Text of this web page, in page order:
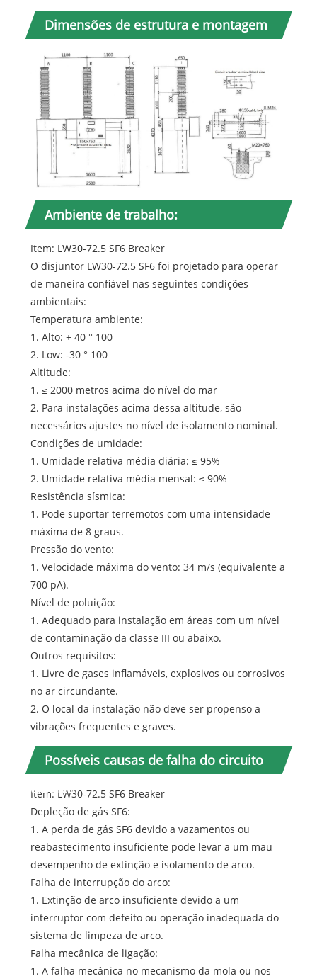
Dimensões de estrutura e montagem
Ambiente de trabalho:
Item: LW30-72.5 SF6 Breaker
O disjuntor LW30-72.5 SF6 foi projetado para operar
de maneira confiável nas seguintes condições
ambientais:
Temperatura ambiente:
1. Alto: + 40 ° 100
2. Low: -30 ° 100
Altitude:
1. ≤ 2000 metros acima do nível do mar
2. Para instalações acima dessa altitude, são
necessários ajustes no nível de isolamento nominal.
Condições de umidade:
1. Umidade relativa média diária: ≤ 95%
2. Umidade relativa média mensal: ≤ 90%
Resistência sísmica:
1. Pode suportar terremotos com uma intensidade
máxima de 8 graus.
Pressão do vento:
1. Velocidade máxima do vento: 34 m/s (equivalente a
700 pA).
Nível de poluição:
1. Adequado para instalação em áreas com um nível
de contaminação da classe III ou abaixo.
Outros requisitos:
1. Livre de gases inflamáveis, explosivos ou corrosivos
no ar circundante.
2. O local da instalação não deve ser propenso a
vibrações frequentes e graves.
Possíveis causas de falha do circuito
elétrico
Item: LW30-72.5 SF6 Breaker
Depleção de gás SF6:
1. A perda de gás SF6 devido a vazamentos ou
reabastecimento insuficiente pode levar a um mau
desempenho de extinção e isolamento de arco.
Falha de interrupção do arco:
1. Extinção de arco insuficiente devido a um
interruptor com defeito ou operação inadequada do
sistema de limpeza de arco.
Falha mecânica de ligação:
1. A falha mecânica no mecanismo da mola ou nos